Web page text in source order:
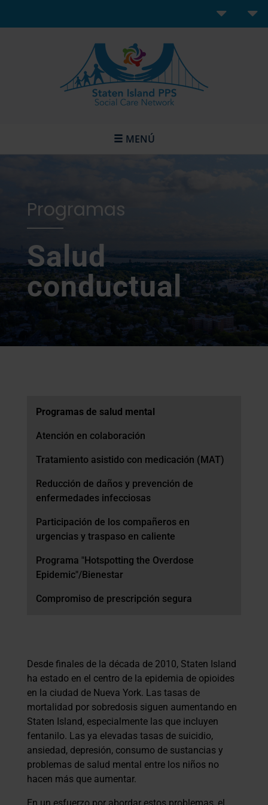
MENÚ
Programas
Salud
conductual
Programas de salud mental
Atención en colaboración
Tratamiento asistido con medicación (MAT)
Reducción de daños y prevención de
enfermedades infecciosas
Participación de los compañeros en
urgencias y traspaso en caliente
Programa "Hotspotting the Overdose
Epidemic"/Bienestar
Compromiso de prescripción segura
Desde finales de la década de 2010, Staten Island
ha estado en el centro de la epidemia de opioides
en la ciudad de Nueva York. Las tasas de
mortalidad por sobredosis siguen aumentando en
Staten Island, especialmente las que incluyen
fentanilo. Las ya elevadas tasas de suicidio,
ansiedad, depresión, consumo de sustancias y
problemas de salud mental entre los niños no
hacen más que aumentar.